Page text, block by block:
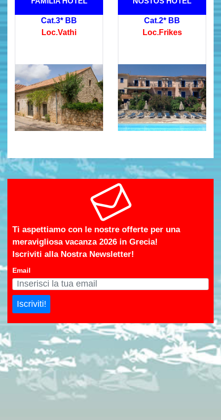
Cat.3* BB
Loc.Vathi
Cat.2* BB
Loc.Frikes
Ti aspettiamo con le nostre offerte per una
meravigliosa vacanza 2026 in Grecia!
Iscriviti alla Nostra Newsletter!
Email
Iscriviti!